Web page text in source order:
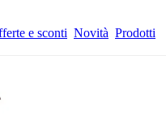
e sconti Novità Prodotti